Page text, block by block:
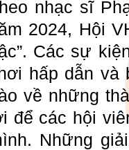
nhạc sĩ
2024, Hội
Các sự
hấp dẫn và
về những
để các hội
Những